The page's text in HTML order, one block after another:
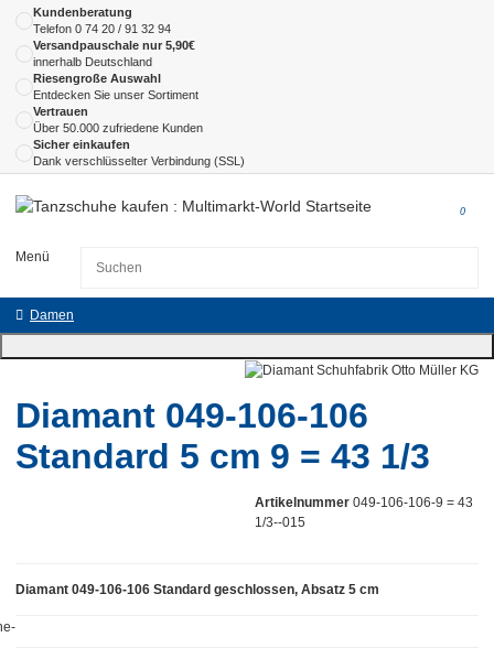
Kundenberatung
Telefon 0 74 20 / 91 32 94
Versandpauschale nur 5,90€
innerhalb Deutschland
Riesengroße Auswahl
Entdecken Sie unser Sortiment
Vertrauen
Über 50.000 zufriedene Kunden
Sicher einkaufen
Dank verschlüsselter Verbindung (SSL)
Menü
0
Damen
Diamant 049-106-106
Standard 5 cm 9 = 43 1/3
Artikelnummer 049-106-106-9 = 43
1/3--015
Diamant 049-106-106 Standard geschlossen, Absatz 5 cm